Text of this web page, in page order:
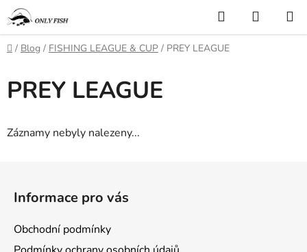
Přejít
na
obsah
Hledat
KOŠÍK
Domů
/ Blog / FISHING LEAGUE & CUP / PREY LEAGUE
PREY LEAGUE
Záznamy nebyly nalezeny...
Informace pro vás
Obchodní podmínky